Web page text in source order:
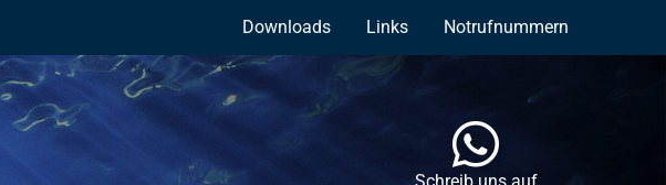
Downloads Links Notrufnummern